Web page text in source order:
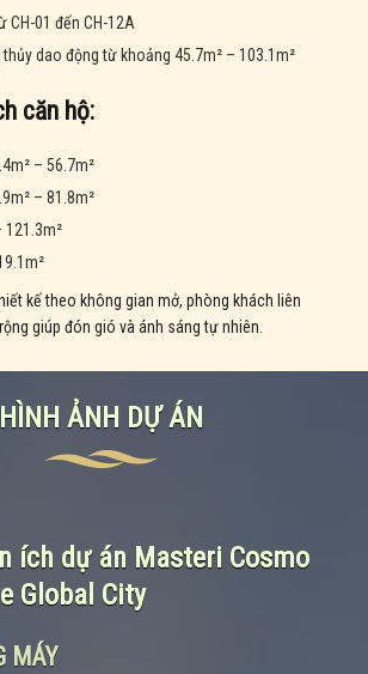
CH-01 đến CH-12A
dao động từ khoảng 45.7m² – 103.1m²
căn hộ:
– 56.7m²
– 81.8m²
121.3m²
kế theo không gian mở, phòng khách liên
giúp đón gió và ánh sáng tự nhiên.
HÌNH ẢNH DỰ ÁN
ích dự án Masteri Cosmo
Global City
MÁY